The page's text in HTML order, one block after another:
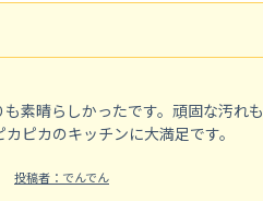
素晴らしかったです。頑固な汚れも
ピカのキッチンに大満足です。
投稿者：でんでん